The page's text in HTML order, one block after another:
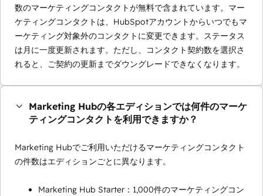
数のマーケティングコンタクトが無料で含まれています。マー
ケティングコンタクトは、HubSpotアカウントからいつでもマ
ーケティング対象外のコンタクトに変更できます。ステータス
は月に一度更新されます。ただし、コンタクト契約数を選択さ
れると、ご契約の更新までダウングレードできなくなります。
Marketing Hubの各エディションでは何件のマーケ
ティングコンタクトを利用できますか？
Marketing Hubでご利用いただけるマーケティングコンタクト
の件数はエディションごとに異なります。
Marketing Hub Starter：1,000件のマーケティングコン